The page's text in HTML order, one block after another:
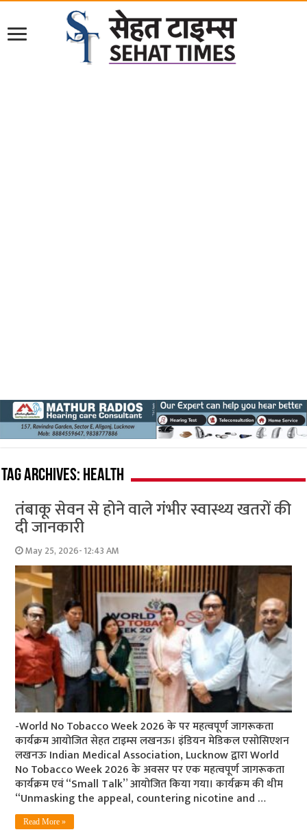
Tag Archives: Health
तंबाकू सेवन से होने वाले गंभीर स्वास्थ्य खतरों की
दी जानकारी
May 25, 2026- 12:43 AM
-World No Tobacco Week 2026 के पर महत्वपूर्ण जागरूकता
कार्यक्रम आयोजित सेहत टाइम्स लखनऊ। इंडियन मेडिकल एसोसिएशन
लखनऊ Indian Medical Association, Lucknow द्वारा World
No Tobacco Week 2026 के अवसर पर एक महत्वपूर्ण जागरूकता
कार्यक्रम एवं “Small Talk” आयोजित किया गया। कार्यक्रम की थीम
“Unmasking the appeal, countering nicotine and …
Read More »